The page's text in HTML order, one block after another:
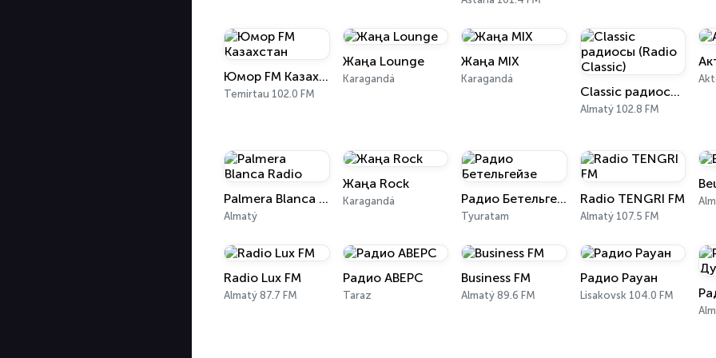
Юмор FM Казахстан
Temirtau 102.0 FM
Жаңа Lounge
Karagandá
Жаңа MIX
Karagandá
Classic радиосы (Radio Classic)
Almatý 102.8 FM
Palmera Blanca Radio
Almatý
Жаңа Rock
Karagandá Радио Бетельгейзе
Tyuratam
Radio TENGRI FM
Almatý 107.5 FM
Radio Lux FM
Almatý 87.7 FM
Радио АВЕРС
Taraz
Business FM
Almatý 89.6 FM
Радио Рауан
Lisakovsk 104.0 FM